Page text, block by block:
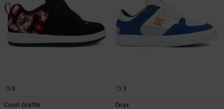
6
Court Graffik
3
Onyx